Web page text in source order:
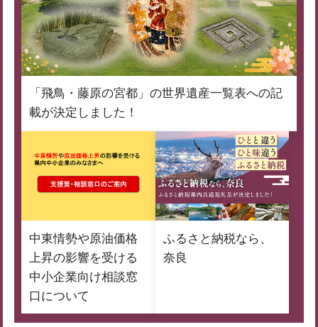
「飛鳥・藤原の宮都」の世界遺産一覧表への記
載が決定しました！
中東情勢や原油価格
上昇の影響を受ける
中小企業向け相談窓
口について
ふるさと納税なら、
奈良